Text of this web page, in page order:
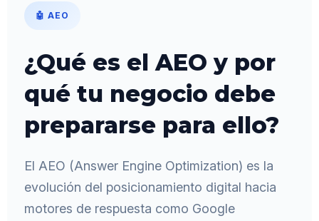
🤖 AEO
¿Qué es el AEO y por
qué tu negocio debe
prepararse para ello?
El AEO (Answer Engine Optimization) es la
evolución del posicionamiento digital hacia
motores de respuesta como Google